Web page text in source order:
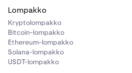
pankkisiirtotietosi, kun valitset
talletustavaksi Pankkisiirto/Osko.
lueAUD-summan tallettaminen
yhteyttäympärivuorokautiseen
Valitettavasti emme tällä hetkellä
mutta työskentelemme asian
Lompakko
Kryptolompakko
Bitcoin-lompakko
Ethereum-lompakko
Solana-lompakko
USDT-lompakko